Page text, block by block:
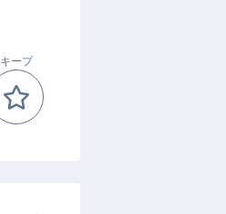
キープ